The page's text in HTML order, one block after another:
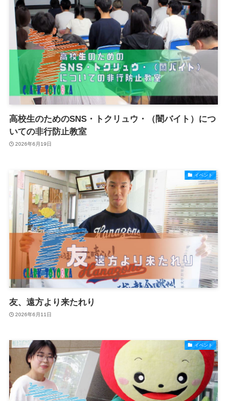
高校生のためのSNS・トクリュウ・（闇バイト）につ
いての非行防止教室
2026年6月19日
イベント
友、遠方より来たれり
2026年6月11日
イベント